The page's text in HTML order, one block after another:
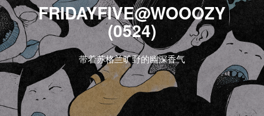
FRIDAYFIVE@WOOOZY
(0524)
带着苏格兰旷野的幽深香气